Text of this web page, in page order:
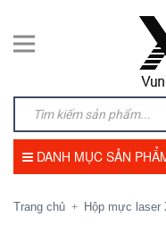
DANH MỤC SẢN
Trang chủ + Hộp mực laser